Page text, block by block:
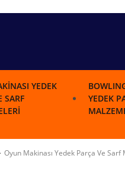
YEDEK
SARF
YEDEK
Oyun Makinası Yedek Parça Ve